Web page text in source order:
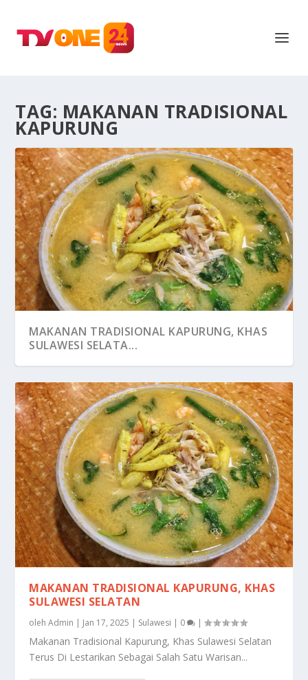
TAG: MAKANAN TRADISIONAL
KAPURUNG
MAKANAN TRADISIONAL KAPURUNG, KHAS
SULAWESI SELATA...
MAKANAN TRADISIONAL KAPURUNG, KHAS
SULAWESI SELATAN
olehAdmin | Jan 17, 2025 | Sulawesi | 0 |
Makanan Tradisional Kapurung, Khas Sulawesi Selatan
Terus Di Lestarikan Sebagai Salah Satu Warisan...